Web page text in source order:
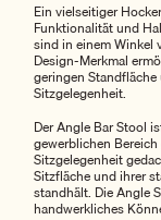
Ein vielseitiger
Funktionalität und
sind in einem Winkel
Design-Merkmal
geringen
Sitzgelegenheit.
Der Angle Bar Stool
gewerblichen
Sitzgelegenheit
Sitzfläche und ihrer
standhält. Die Angle
handwerkliches